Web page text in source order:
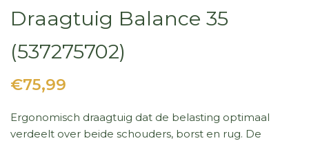
Draagtuig Balance 35
(537275702)
€75,99
Ergonomisch draagtuig dat de belasting optimaal
verdeelt over beide schouders, borst en rug. De